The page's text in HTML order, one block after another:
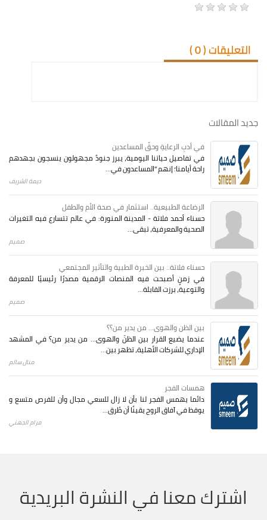
التعليقات (0
)
جديد المقالات
في أدبِ الرعايةِ وحقِّ المساعدين
في تفاصيل حياتنا اليومية، يبرز جنودٌ مجهولون ينسجون بجهدهم
راحة أيامنا؛ إنهم "المساعدون في...
ديمة الشريف
الرضاعة الطبيعية.. استثمار في صحة الأم والطفل
حسناء أحمد فلاتة - المدينة المنورة: في عالم تتسارع فيه التغيرات
الصحية والمعرفية، تبقى...
صميم
حسناء فلاتة.. بين الخبرة الطبية والتأثير المجتمعي
في زمنٍ أصبحت فيه المنصات الرقمية مصدرًا رئيسيًا للمعرفة
والتوعية، برزت القابلة...
صميم
بين الظن والهوى... من يدير من؟؟
عندما يضيع القرار بين الظنّ والهوى… من يدير من؟ في المشهد
الإداري للشركات الأهلية، تظهر بين...
منال سالم
همسات الفجر
دائما يهمس الفجر لنا بأن لا زال للسعي مجال وأن للفرص متسع و
يوقظ في آفاق الروح يقينًا أن طُرق...
مرام الجهني
اشترك معنا في النشرة البريدية